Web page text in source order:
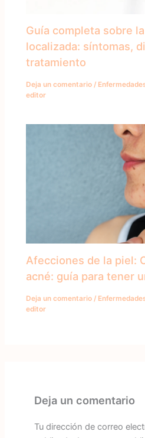
Guía completa sobre
localizada: síntomas,
tratamiento
Deja un comentario /
editor
Afecciones de la piel:
acné: guía para tener
Deja un comentario /
editor
Deja un comentario
Tu dirección de correo